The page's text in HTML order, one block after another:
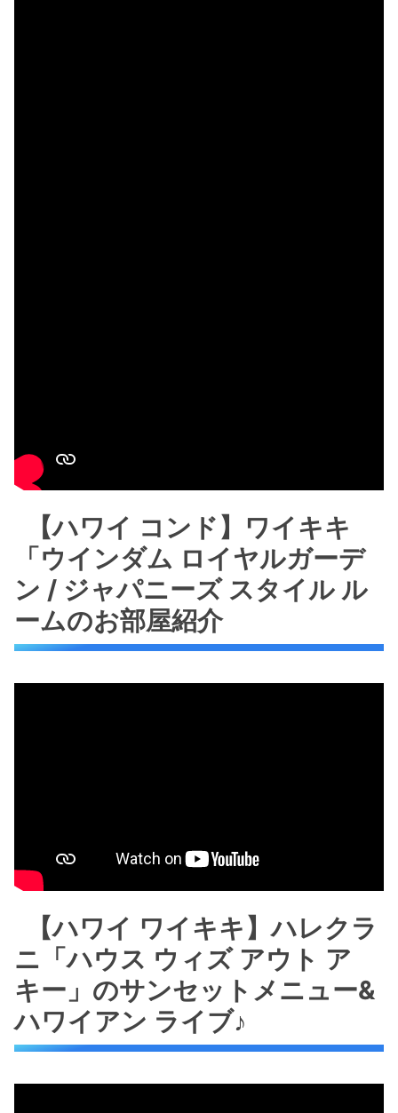
【ハワイ コンド】ワイキキ
「ウインダム ロイヤルガーデ
ン / ジャパニーズ スタイル ル
ームのお部屋紹介
【ハワイ ワイキキ】ハレクラ
ニ「ハウス ウィズ アウト ア
キー」のサンセットメニュー&
ハワイアン ライブ♪